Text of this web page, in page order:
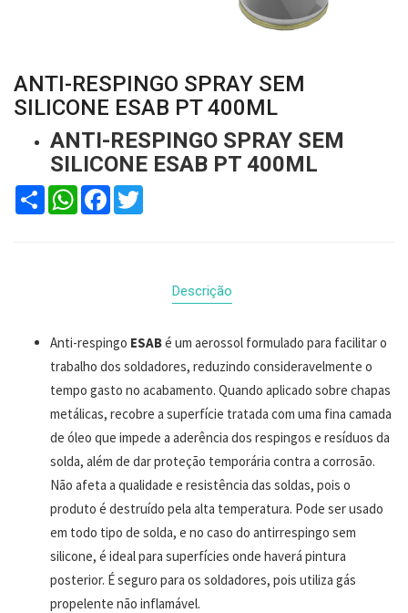
ANTI-RESPINGO SPRAY SEM
SILICONE ESAB PT 400ML
ANTI-RESPINGO SPRAY SEM
SILICONE ESAB PT 400ML
Compartilhar
WhatsAppFacebook
Twitter
Descrição
Anti-respingo ESABé um aerossol formulado para facilitar o
trabalho dos soldadores, reduzindo consideravelmente o
tempo gasto no acabamento. Quando aplicado sobre chapas
metálicas, recobre a superfície tratada com uma fina camada
de óleo que impede a aderência dos respingos e resíduos da
solda, além de dar proteção temporária contra a corrosão.
Não afeta a qualidade e resistência das soldas, pois o
produto é destruído pela alta temperatura. Pode ser usado
em todo tipo de solda, e no caso do antirrespingo sem
silicone, é ideal para superfícies onde haverá pintura
posterior. É seguro para os soldadores, pois utiliza gás
propelente não inflamável.